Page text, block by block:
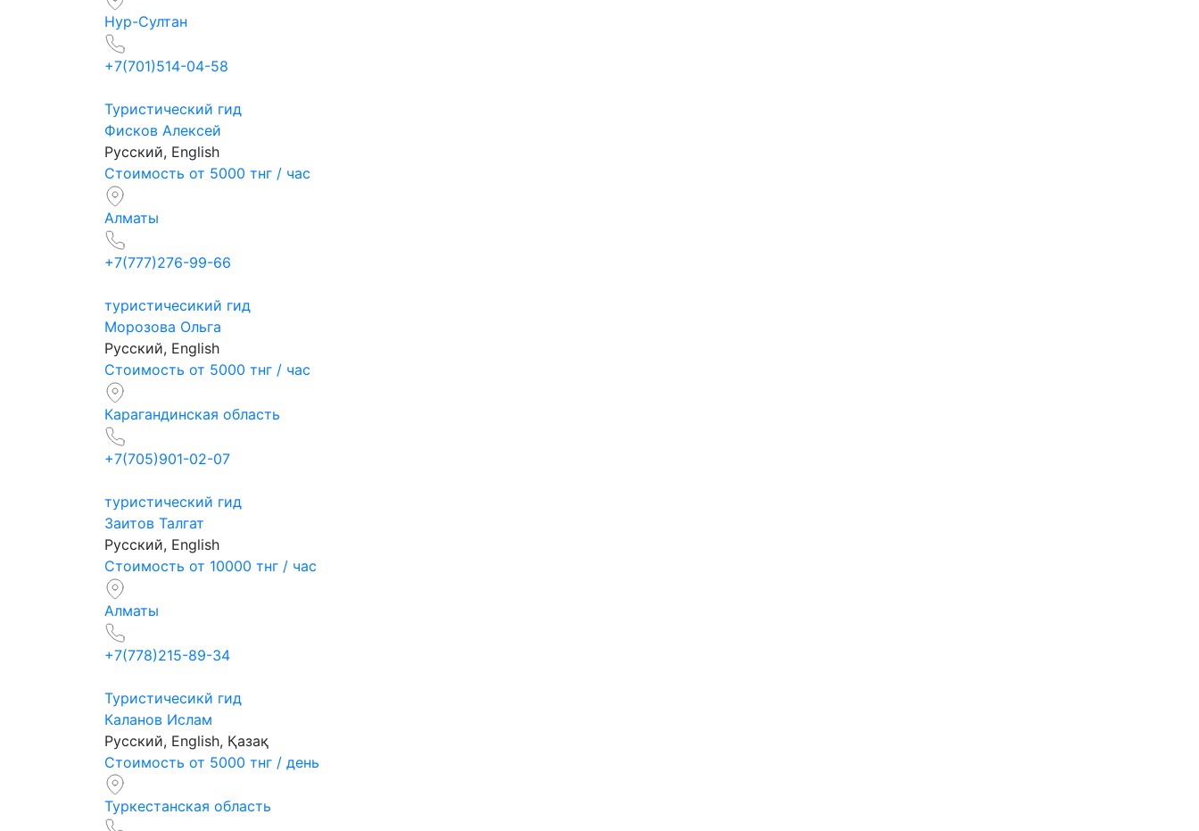
Нур-Султан
+7(701)514-04-58
Туристический гид
Фисков Алексей
Русский, English
Стоимость от 5000 тнг / час
Алматы
+7(777)276-99-66
туристичесикий гид
Морозова Ольга
Русский, English
Стоимость от 5000 тнг / час
Карагандинская область
+7(705)901-02-07
туристический гид
Заитов Талгат
Русский, English
Стоимость от 10000 тнг / час
Алматы
+7(778)215-89-34
Туристичесикй гид
Каланов Ислам
Русский, English, Қазақ
Стоимость от 5000 тнг / день
Туркестанская область